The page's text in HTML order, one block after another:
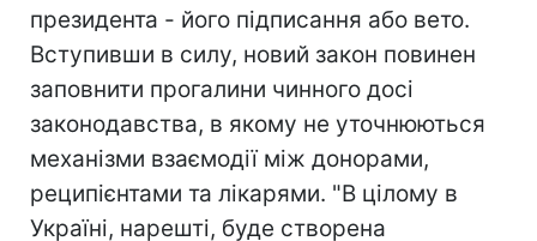
президента - його підписання або вето.
Вступивши в силу, новий закон повинен
заповнити прогалини чинного досі
законодавства, в якому не уточнюються
механізми взаємодії між донорами,
реципієнтами та лікарями. "В цілому в
Україні, нарешті, буде створена